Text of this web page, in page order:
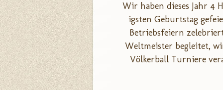
Wir haben dieses Jahr 4
igsten Geburtstag
Betriebsfeiern
Weltmeister begleitet,
Völkerball Turniere